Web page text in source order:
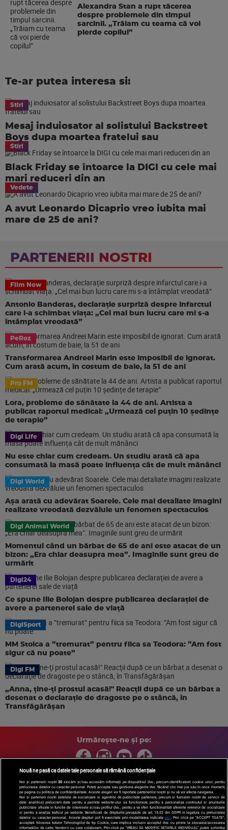
Alexandra Stan a rupt tăcerea
despre problemele din timpul
sarcinii. „Trăiam cu teama că voi
pierde copilul”
Te-ar putea interesa si:
Stiri
Mesaj induiosator al solistului Backstreet
Boys dupa moartea fratelui sau
Stiri
Black Friday se întoarce la DIGI cu cele mai
mari reduceri din an
Vedete
A avut Leonardo Dicaprio vreo iubita mai
mare de 25 de ani?
PARTENERII NOSTRI
Film Now
Antonio Banderas, declarație surpriză despre infarctul
care i-a schimbat viața: „Cel mai bun lucru care mi s-a
întâmplat vreodată”
PeRoz
Transformarea Andreei Marin este imposibil de ignorat.
Cum arată acum, în costum de baie, la 51 de ani
Pro FM
Lora, probleme de sănătate la 44 de ani. Artista a
publicat raportul medical: „Urmează cel puțin 10 ședințe
de terapie”
Digi Life
Nu este chiar cum credeam. Un studiu arată că apa
consumată la masă poate influența cât de mult mănânci
Digi World
Așa arată cu adevărat Soarele. Cele mai detaliate imagini
realizate vreodată dezvăluie un fenomen spectaculos
Digi Animal World
Momentul când un bărbat de 65 de ani este atacat de un
bizon: „Era chiar deasupra mea”. Imaginile sunt greu de
urmărit
Digi24
Ce spune Ilie Bolojan despre publicarea declarației de
avere a partenerei sale de viață
DigiSport
MM Stoica a ”tremurat” pentru fiica sa Teodora: ”Am fost
sigur că nu poate”
Digi FM
„Anna, ţine-ţi prostul acasă!" Reacţii după ce un bărbat a
desenat o declaraţie de dragoste pe o stâncă, în
Transfăgărăşan
Urmărește-ne și pe:
Copyright © 2026 / DIGI ROMANIA S.A.
Arhiva
Comunicate de presă Politica de confidentialitate
Termeni
si conditii
Gestionați preferințele| Contact/Info Codul etic
Nouă ne pasă ca datele tale personale să rămână confidențiale
Noi și partenerii noștri30 stocăm și/sau accesăm informații pe dispozitivul dvs., precum identificatorii cookie unici pentru
prelucrarea datelor cu caracter personal. Puteți accepta sau gestiona alegerile dvs. făcând clic mai jos sau în orice moment,
pe pagina cu politica de confidențialitate. Aceste alegeri vor fi raportate partenerilor noștri și nu vă vor afecta navigarea.
Noi si partenerii nostri (retelele de socializare si agentiile de publicitate partenere, precum si furnizorii nostri de servicii de
date analitice) prelucram date pentru a permite website-ului sa functioneze, pentru a personaliza continutul si anunturile
publicitare afisate in functie de interesele si/sau profilul dvs., pentru a va oferi functionalitati aferente retelelor de socializare
si pentru a analiza traficul pe website. Beneficiati de drepturile prevazute de art. 15-22 din GDPR in legatura cu prelucrarea
datelor cu caracter personal. Aceste drepturi pot fi exercitate prin modalitatea indicata aici. Prin click pe “ACCEPT TOATE”,
acceptati folosirea tuturor Tehnologiilor de tip Cookie, care implica inclusiv acceptul dvs. cu privire la stocarea/accesarea
informatiilor de catre Vendor-ii cu care colaboram. Prin click pe “VREAU SA MODIFIC SETARILE INDIVIDUAL” puteti schimba